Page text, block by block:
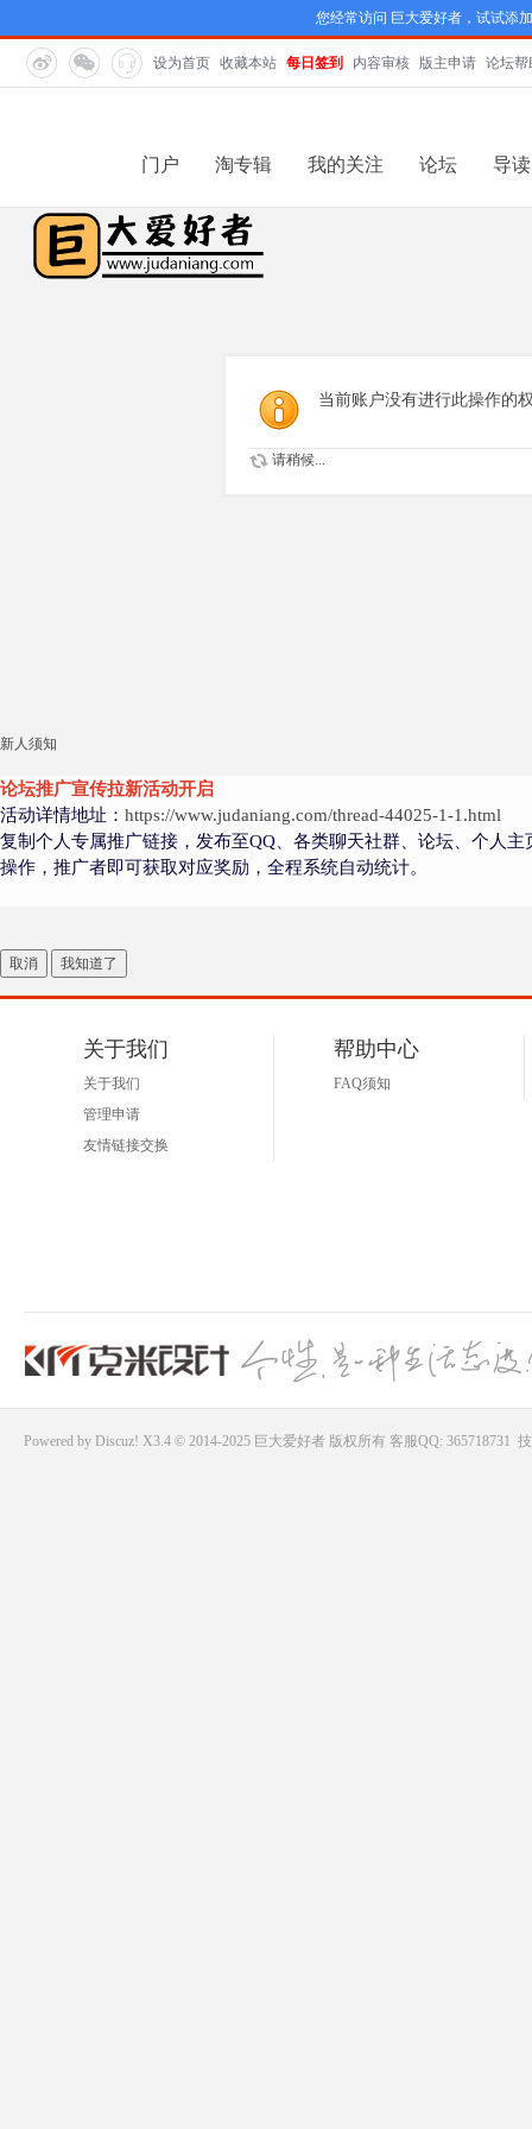
您经常访问 巨大爱好者，试试添
设为首页 收藏本站 每日签到 内容审核 版主申请 论坛帮
门户 淘专辑 我的关注 论坛 导读
当前账户没有进行此操作的
请稍候...
新人须知
论坛推广宣传拉新活动开启
活动详情地址： https://www.judaniang.com/thread-44025-1-1.html
复制个人专属推广链接，发布至QQ、各类聊天社群、论坛、个人
操作，推广者即可获取对应奖励，全程系统自动统计。
取消 我知道了
关于我们
关于我们
管理申请
友情链接交换
帮助中心
FAQ须知
Powered by Discuz! X3.4 © 2014-2025 巨大爱好者版权所有 客服QQ: 365718731